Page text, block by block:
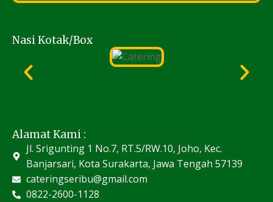
Nasi Kotak/Box
Alamat Kami :
Jl. Srigunting 1 No.7, RT.5/RW.10, Joho, Kec.
Banjarsari, Kota Surakarta, Jawa Tengah 57139
cateringseribu@gmail.com
0822-2600-1128